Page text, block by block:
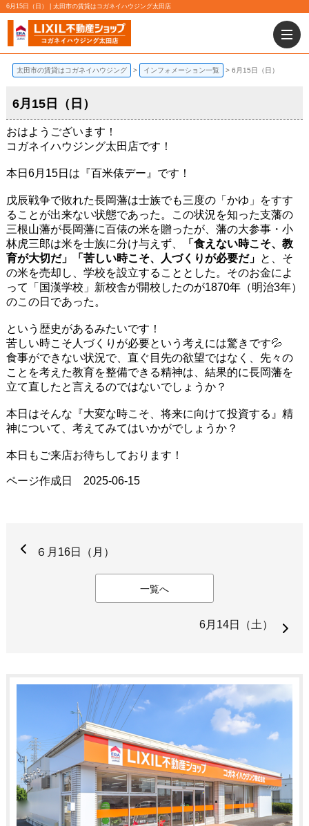
6月15日（日） | 太田市の賃貸はコガネイハウジング太田店
太田市の賃貸はコガネイハウジング インフォメーション一覧 6月15日（日）
6月15日（日）
おはようございます！
コガネイハウジング太田店です！
本日6月15日は『百米俵デー』です！
戊辰戦争で敗れた長岡藩は士族でも三度の「かゆ」をすす
ることが出来ない状態であった。この状況を知った支藩の
三根山藩が長岡藩に百俵の米を贈ったが、藩の大参事・小
林虎三郎は米を士族に分け与えず、
「食えない時こそ、教
育が大切だ」「苦しい時こそ、人づくりが必要だ」 と、そ
の米を売却し、学校を設立することとした。そのお金によ
って「国漢学校」新校舎が開校したのが1870年（明治3年）
のこの日であった。
という歴史があるみたいです！
苦しい時こそ人づくりが必要という考えには驚きです💦
食事ができない状況で、直ぐ目先の欲望ではなく、先々の
ことを考えた教育を整備できる精神は、結果的に長岡藩を
立て直したと言えるのではないでしょうか？
本日はそんな『大変な時こそ、将来に向けて投資する』精
神について、考えてみてはいかがでしょうか？
本日もご来店お待ちしております！
ページ作成日 2025-06-15
６月16日（月）
一覧へ
6月14日（土）